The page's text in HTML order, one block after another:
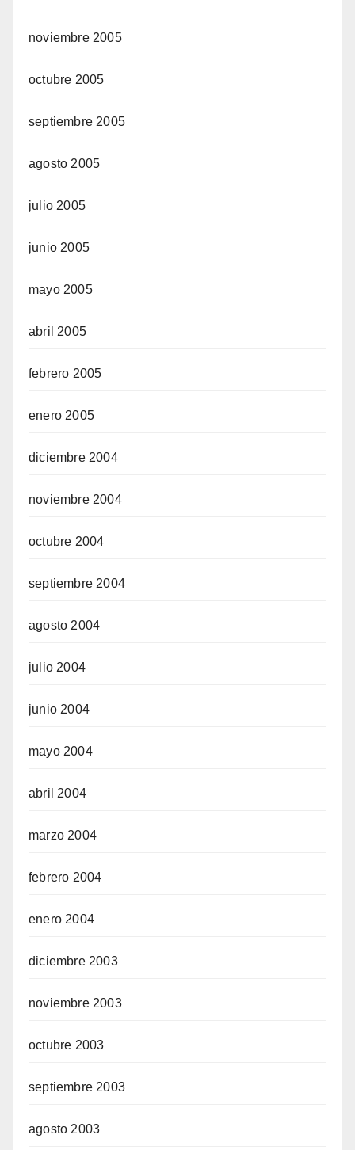
noviembre 2005
octubre 2005
septiembre 2005
agosto 2005
julio 2005
junio 2005
mayo 2005
abril 2005
febrero 2005
enero 2005
diciembre 2004
noviembre 2004
octubre 2004
septiembre 2004
agosto 2004
julio 2004
junio 2004
mayo 2004
abril 2004
marzo 2004
febrero 2004
enero 2004
diciembre 2003
noviembre 2003
octubre 2003
septiembre 2003
agosto 2003